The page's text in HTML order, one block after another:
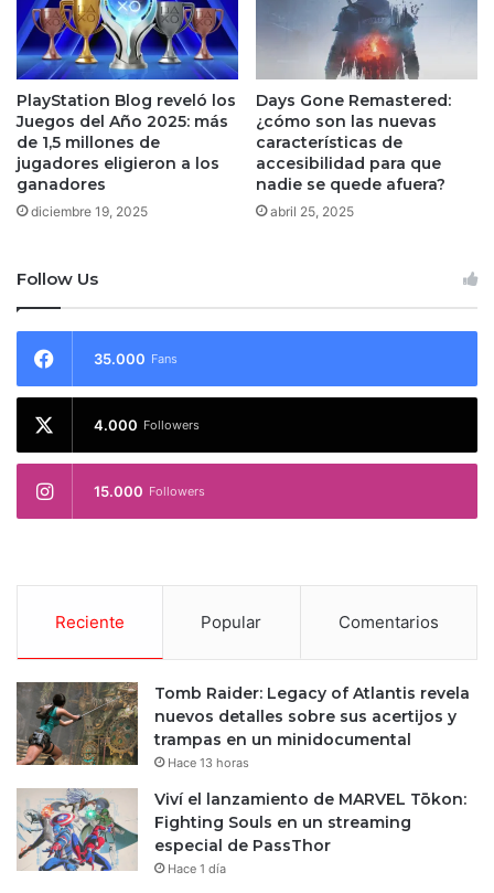
PlayStation Blog reveló los
Juegos del Año 2025: más
de 1,5 millones de
jugadores eligieron a los
ganadores
diciembre 19, 2025
Days Gone Remastered:
¿cómo son las nuevas
características de
accesibilidad para que
nadie se quede afuera?
abril 25, 2025
Follow Us
35.000 Fans
4.000 Followers
15.000 Followers
Reciente Popular Comentarios
Tomb Raider: Legacy of Atlantis revela
nuevos detalles sobre sus acertijos y
trampas en un minidocumental
Hace 13 horas
Viví el lanzamiento de MARVEL Tōkon:
Fighting Souls en un streaming
especial de PassThor
Hace 1 día